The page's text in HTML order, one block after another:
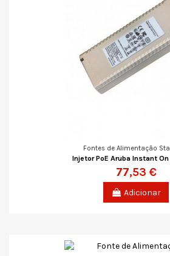
Fontes de Alimentação
Injetor PoE Aruba Instant
77,53 €
Adicionar